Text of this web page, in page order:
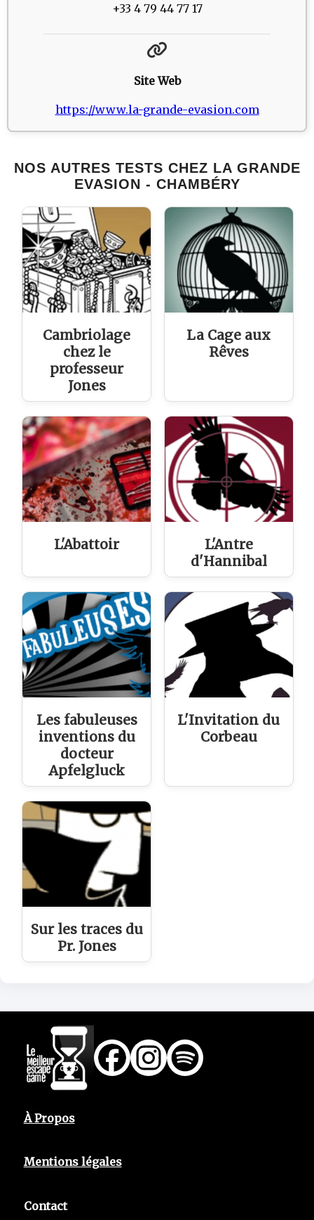
+33 4 79 44 77 17
Site Web
https://www.la-grande-evasion.com
NOS AUTRES TESTS CHEZ LA GRANDE
EVASION - CHAMBÉRY
Cambriolage
chez le
professeur
Jones
La Cage aux
Rêves
L'Abattoir
L'Antre
d'Hannibal
Les fabuleuses
inventions du
docteur
Apfelgluck
L'Invitation du
Corbeau
Sur les traces du
Pr. Jones
À Propos
Mentions légales
Contact